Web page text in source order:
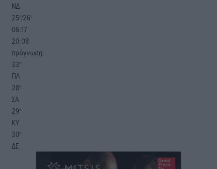
ΝΔ
25°/26°
06:17
20:08
πρόγνωση:
33°
ΠΑ
28°
ΣΑ
29°
ΚΥ
30°
ΔΕ